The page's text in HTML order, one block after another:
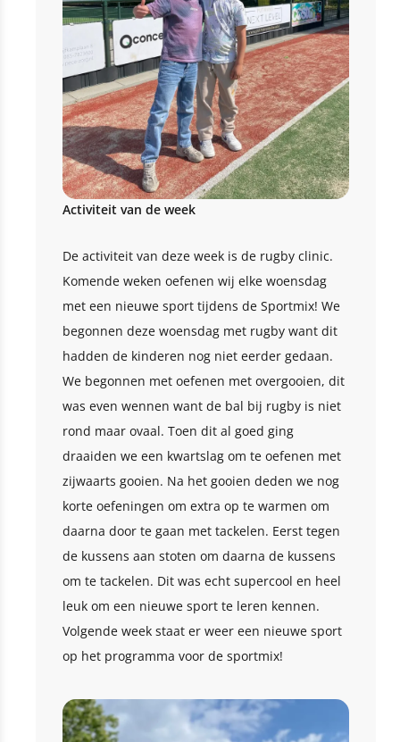
Activiteit van de week
De activiteit van deze week is de rugby clinic.
Komende weken oefenen wij elke woensdag
met een nieuwe sport tijdens de Sportmix! We
begonnen deze woensdag met rugby want dit
hadden de kinderen nog niet eerder gedaan.
We begonnen met oefenen met overgooien, dit
was even wennen want de bal bij rugby is niet
rond maar ovaal. Toen dit al goed ging
draaiden we een kwartslag om te oefenen met
zijwaarts gooien. Na het gooien deden we nog
korte oefeningen om extra op te warmen om
daarna door te gaan met tackelen. Eerst tegen
de kussens aan stoten om daarna de kussens
om te tackelen. Dit was echt supercool en heel
leuk om een nieuwe sport te leren kennen.
Volgende week staat er weer een nieuwe sport
op het programma voor de sportmix!